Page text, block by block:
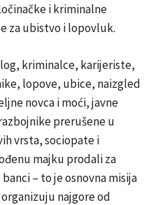
i kriminalne
za ubistvo i lopovluk.
kriminalce, karijeriste,
lopove, ubice, naizgled
novca i moći, javne
prerušene u
vrsta, sociopate i
majku prodali za
– to je osnovna misija
najgore od